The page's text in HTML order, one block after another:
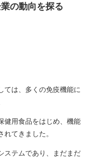
の動向を探る
ては、多くの免疫機能に
健用食品をはじめ、機能
てきました。
ステムであり、まだまだ